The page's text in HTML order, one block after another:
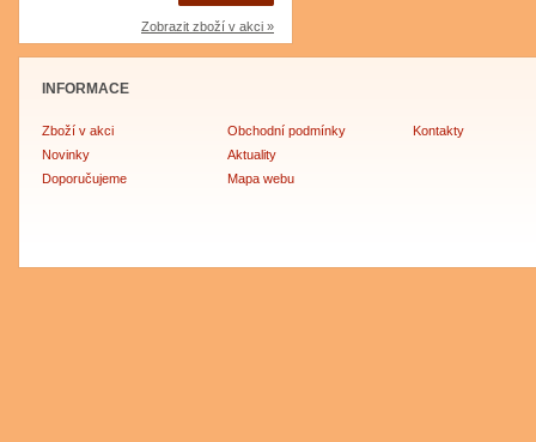
Zobrazit zboží v akci »
INFORMACE
Zboží v akci
Novinky
Doporučujeme
Obchodní podmínky
Aktuality
Mapa webu
Kontakty